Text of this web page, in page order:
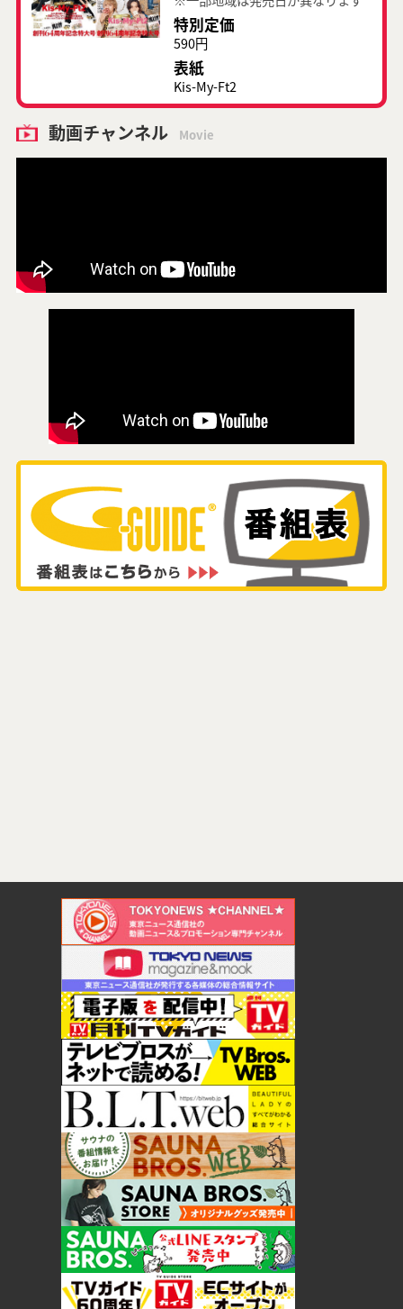
特別定価
590円
表紙
Kis-My-Ft2
動画チャンネル Movie